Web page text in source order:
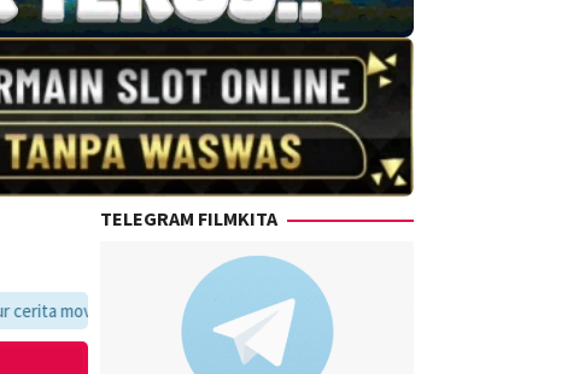
favoritmu dalam satu tempat yang praktis dan update setiap hari.
TELEGRAM FILMKITA